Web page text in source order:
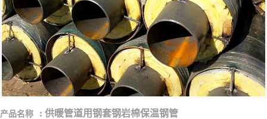
产品名称 : 供暖管道用钢套钢岩棉保温钢管